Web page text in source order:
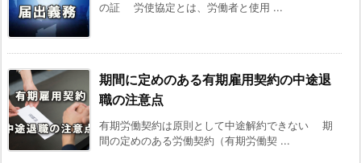
の証 労使協定とは、労働者と使用 ...
期間に定めのある有期雇用契約の中途退
職の注意点
有期労働契約は原則として中途解約できない 期
間の定めのある労働契約（有期労働契 ...